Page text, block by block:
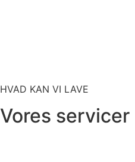
HVAD KAN VI LAVE
Vores servicer